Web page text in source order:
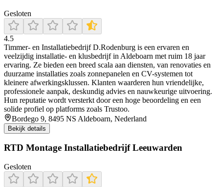
Gesloten
4.5
Timmer- en Installatiebedrijf D.Rodenburg is een ervaren en
veelzijdig installatie- en klusbedrijf in Aldeboarn met ruim 18 jaar
ervaring. Ze bieden een breed scala aan diensten, van renovaties en
duurzame installaties zoals zonnepanelen en CV-systemen tot
kleinere afwerkingsklussen. Klanten waarderen hun vriendelijke,
professionele aanpak, deskundig advies en nauwkeurige uitvoering.
Hun reputatie wordt versterkt door een hoge beoordeling en een
solide profiel op platforms zoals Trustoo.
Bordego 9, 8495 NS Aldeboarn, Nederland
Bekijk details
RTD Montage Installatiebedrijf Leeuwarden
Gesloten